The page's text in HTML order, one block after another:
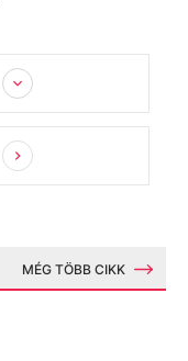
MÉG TÖBB CIKK